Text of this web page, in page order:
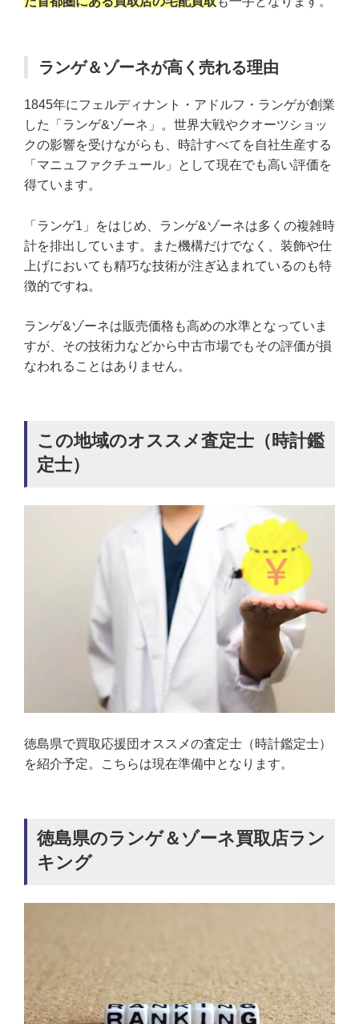
ランゲ＆ゾーネが高く売れる理由
1845年にフェルディナント・アドルフ・ランゲが創業
した「ランゲ&ゾーネ」。世界大戦やクオーツショッ
クの影響を受けながらも、時計すべてを自社生産する
「マニュファクチュール」として現在でも高い評価を
得ています。
「ランゲ1」をはじめ、ランゲ&ゾーネは多くの複雑時
計を排出しています。また機構だけでなく、装飾や仕
上げにおいても精巧な技術が注ぎ込まれているのも特
徴的ですね。
ランゲ&ゾーネは販売価格も高めの水準となっていま
すが、その技術力などから中古市場でもその評価が損
なわれることはありません。
この地域のオススメ査定士（時計鑑
定士）
徳島県で買取応援団オススメの査定士（時計鑑定士）
を紹介予定。こちらは現在準備中となります。
徳島県のランゲ＆ゾーネ買取店ラン
キング